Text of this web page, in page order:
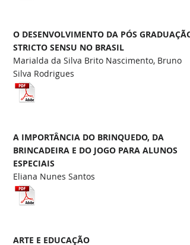
Marialda da Silva Brito Nascimento, Bruno
Silva Rodrigues
O DESENVOLVIMENTO DA PÓS GRADUAÇÃO
STRICTO SENSU NO BRASIL
Eliana Nunes Santos
A IMPORTÂNCIA DO BRINQUEDO, DA
BRINCADEIRA E DO JOGO PARA ALUNOS
ESPECIAIS
ARTE E EDUCAÇÃO